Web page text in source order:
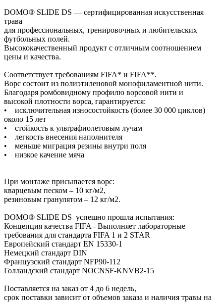
DOMO® SLIDE DS — сертифицированная искусственная
трава
для профессиональных, тренировочных и любительских
футбольных полей.
Высококачественный продукт с отличным соотношением
цены и качества.
Соответствует требованиям FIFA* и FIFA**.
Ворс состоит из полиэтиленовой монофиламентной нити.
Благодаря ромбовидному профилю ворсовой нити и
высокой плотности ворса, гарантируется:
• исключительная износостойкость (более 30 000 циклов)
около 15 лет
• стойкость к ультрафиолетовым лучам
• легкость внесения наполнителя
• меньше миграция резины внутри поля
• низкое качение мяча
При монтаже присыпается ворс:
кварцевым песком – 10 кг/м2,
резиновым гранулятом – 12 кг/м2.
DOMO® SLIDE DS успешно прошла испытания:
Концепция качества FIFA - Выполняет лабораторные
требования для стандарта FIFA 1 и 2 STAR
Европейский стандарт EN 15330-1
Немецкий стандарт DIN
Французский стандарт NFP90-112
Голландский стандарт NOCNSF-KNVB2-15
Поставляется на заказ от 4 до 6 недель,
срок поставки зависит от объемов заказа и наличия травы на